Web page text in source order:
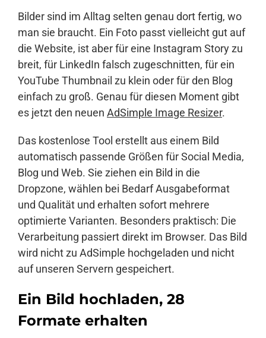
Anmelden
Bilder sind im Alltag selten genau dort fertig, wo
man sie braucht. Ein Foto passt vielleicht gut auf
die Website, ist aber für eine Instagram Story zu
breit, für LinkedIn falsch zugeschnitten, für ein
YouTube Thumbnail zu klein oder für den Blog
einfach zu groß. Genau für diesen Moment gibt
es jetzt den neuen AdSimple Image Resizer.
Das kostenlose Tool erstellt aus einem Bild
automatisch passende Größen für Social Media,
Blog und Web. Sie ziehen ein Bild in die
Dropzone, wählen bei Bedarf Ausgabeformat
und Qualität und erhalten sofort mehrere
optimierte Varianten. Besonders praktisch: Die
Verarbeitung passiert direkt im Browser. Das Bild
wird nicht zu AdSimple hochgeladen und nicht
auf unseren Servern gespeichert.
Ein Bild hochladen, 28
Formate erhalten